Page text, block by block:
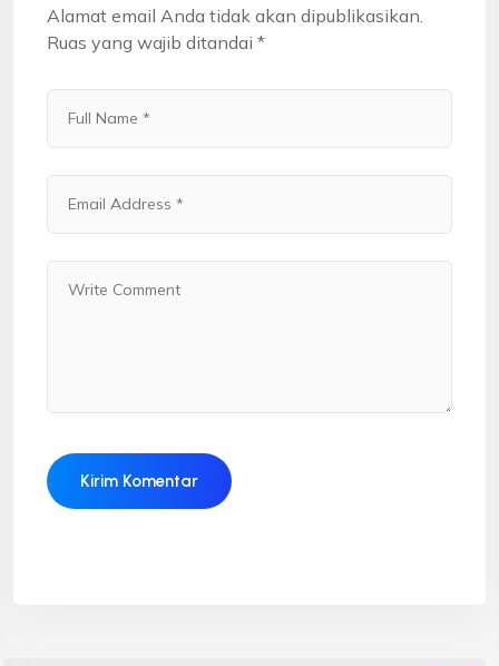
Alamat email Anda tidak akan dipublikasikan.
Ruas yang wajib ditandai *